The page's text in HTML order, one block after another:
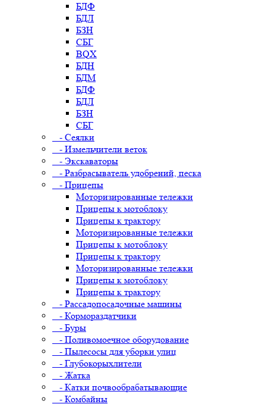
БДФ
БДЛ
БЗН
СБГ
BQX
БДН
БДМ
БДФ
БДЛ
БЗН
СБГ
- Сеялки
- Измельчители веток
- Экскаваторы
- Разбрасыватель удобрений, песка
- Прицепы
Моторизированные тележки
Прицепы к мотоблоку
Прицепы к трактору
Моторизированные тележки
Прицепы к мотоблоку
Прицепы к трактору
Моторизированные тележки
Прицепы к мотоблоку
Прицепы к трактору
- Рассадопосадочные машины
- Кормораздатчики
- Буры
- Поливомоечное оборудование
- Пылесосы для уборки улиц
- Глубокорыхлители
- Жатка
- Катки почвообрабатывающие
- Комбайны